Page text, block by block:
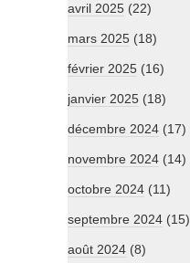
avril 2025 (22)
mars 2025 (18)
février 2025 (16)
janvier 2025 (18)
décembre 2024 (17)
novembre 2024 (14)
octobre 2024 (11)
septembre 2024 (15)
août 2024 (8)